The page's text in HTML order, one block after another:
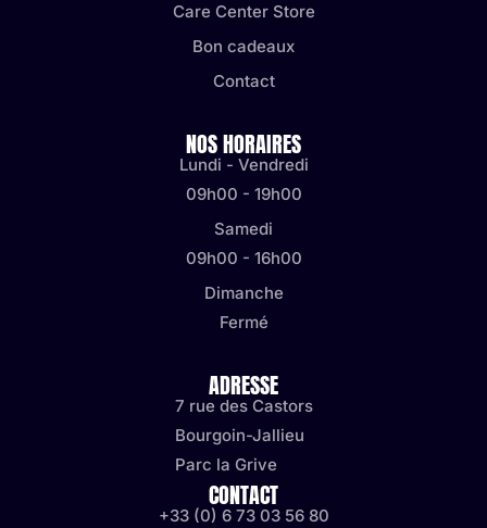
Care Center Store
Bon cadeaux
Contact
NOS HORAIRES
Lundi - Vendredi
09h00 - 19h00
Samedi
09h00 - 16h00
Dimanche
Fermé
ADRESSE
7 rue des Castors
Bourgoin-Jallieu
Parc la Grive
CONTACT
+33 (0) 6 73 03 56 80